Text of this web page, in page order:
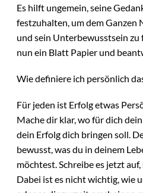
Es hilft ungemein, seine
festzuhalten, um dem Ganzen
und sein Unterbewusstsein
nun ein Blatt Papier und
Wie definiere ich persönlich
Für jeden ist Erfolg etwas
Mache dir klar, wo für dich
dein Erfolg dich bringen soll.
bewusst, was du in deinem
möchtest. Schreibe es jetzt
Dabei ist es nicht wichtig, wie